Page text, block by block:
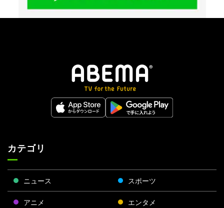
カテゴリ
ニュース スポーツ
アニメ エンタメ